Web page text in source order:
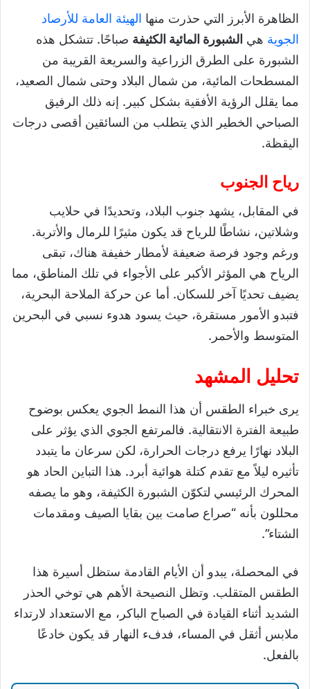
الظاهرة الأبرز التي حذرت منها الهيئة العامة للأرصاد
الجوية هي الشبورة المائية الكثيفة صباحًا. تتشكل هذه
الشبورة على الطرق الزراعية والسريعة القريبة من
المسطحات المائية، من شمال البلاد وحتى شمال الصعيد،
مما يقلل الرؤية الأفقية بشكل كبير. إنه ذلك الرفيق
الصباحي الخطير الذي يتطلب من السائقين أقصى درجات
اليقظة.
رياح الجنوب
في المقابل، يشهد جنوب البلاد، وتحديدًا في حلايب
وشلاتين، نشاطًا للرياح قد يكون مثيرًا للرمال والأتربة.
ورغم وجود فرصة ضعيفة لأمطار خفيفة هناك، تبقى
الرياح هي المؤثر الأكبر على الأجواء في تلك المناطق، مما
يضيف تحديًا آخر للسكان. أما عن حركة الملاحة البحرية،
فتبدو الأمور مستقرة، حيث يسود هدوء نسبي في البحرين
المتوسط والأحمر.
تحليل المشهد
يرى خبراء الطقس أن هذا النمط الجوي يعكس بوضوح
طبيعة الفترة الانتقالية. فالمرتفع الجوي الذي يؤثر على
البلاد نهارًا يرفع درجات الحرارة، لكن سرعان ما يتبدد
تأثيره ليلاً مع تقدم كتلة هوائية أبرد. هذا التباين الحاد هو
المحرك الرئيسي لتكوّن الشبورة الكثيفة، وهو ما يصفه
محللون بأنه “صراع صامت بين بقايا الصيف ومقدمات
الشتاء”.
في المحصلة، يبدو أن الأيام القادمة ستظل أسيرة هذا
الطقس المتقلب. وتظل النصيحة الأهم هي توخي الحذر
الشديد أثناء القيادة في الصباح الباكر، مع الاستعداد لارتداء
ملابس أثقل في المساء، فدفء النهار قد يكون خادعًا
بالفعل.